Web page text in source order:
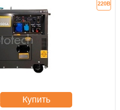
220В
Купить